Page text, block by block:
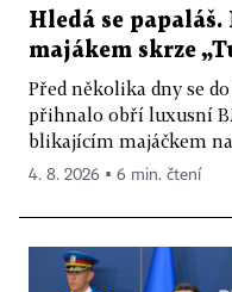
Hledá se
majákem skrze
Před několika dny se
přihnalo obří luxusní
blikajícím majáčkem
4. 8. 2026 ▪ 6 min. čtení